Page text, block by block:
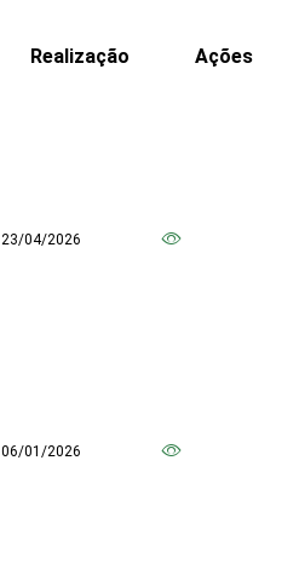
Realização Ações
23/04/2026
06/01/2026